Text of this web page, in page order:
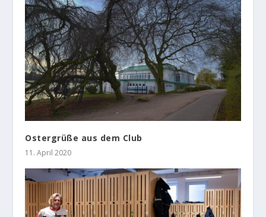
Ostergrüße aus dem Club
11. April 2020